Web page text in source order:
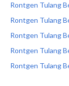
Rontgen Tulang
Rontgen Tulang
Rontgen Tulang
Rontgen Tulang
Rontgen Tulang